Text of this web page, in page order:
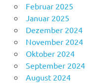
Februar 2025
Januar 2025
Dezember 2024
November 2024
Oktober 2024
September 2024
August 2024